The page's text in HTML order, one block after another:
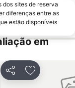
Platja de Palmanova
dos sites de reserva
diferenças entre as
estão disponíveis
em
PartilharAdicionar